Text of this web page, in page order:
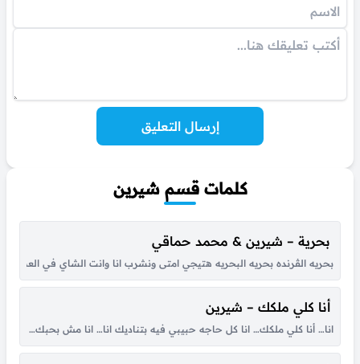
إرسال التعليق
كلمات قسم شيرين
بحرية – شيرين & محمد حماقي
بحريه الڤرنده بحريه البحريه هتيجي امتى ونشرب انا وانت الشاي في
أنا كلي ملكك – شيرين
انا… أنا كلي ملكك… انا كل حاجه حبيبي فيه بتناديك انا… انا مش بحبك…